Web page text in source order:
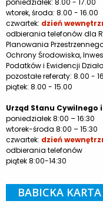
poniedziałek: 8.00 - 17.00
wtorek, środa: 8.00 - 16.00
czwartek: dzień
odbierania telefonów dla
Planowania
Ochrony Środowiska,
Podatków i Ewidencji
pozostałe referaty: 8.00 -
piątek: 8.00 - 15.00
Urząd Stanu Cywilnego
poniedziałek 8:00 – 16:30
wtorek-środa 8:00 – 15:30
czwartek: dzień
odbierania telefonów
piątek 8:00-14:30
BABICKA